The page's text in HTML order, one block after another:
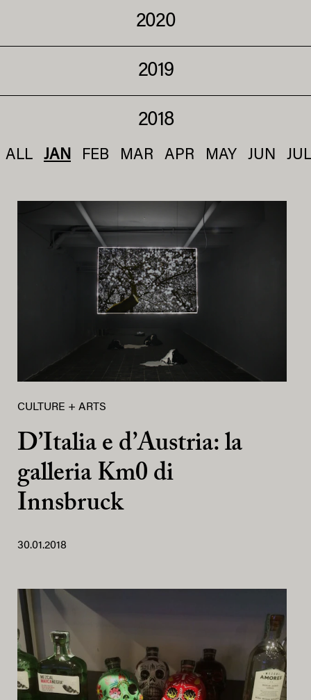
2020
2019
2018
ALL JAN FEB MAR APR MAY JUN JUL
CULTURE + ARTS
D’Italia e d’Austria: la
galleria Km0 di
Innsbruck
30.01.2018